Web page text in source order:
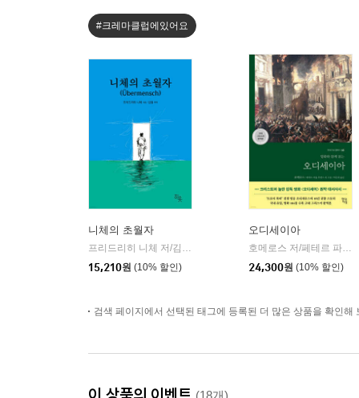
#크레마클럽에있어요
니체의 초월자
프리드리히 니체 저/김철 편역
15,210원 (10% 할인)
오디세이아
호메로스 저/페테르 파울 루벤스 그림/박문재 역
24,300원 (10% 할인)
검색 페이지에서 선택된 태그에 등록된 더 많은 상품을 확인해
(18개)